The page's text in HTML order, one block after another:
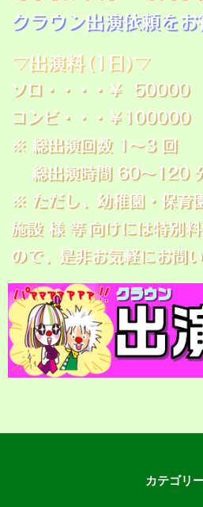
カテゴリ